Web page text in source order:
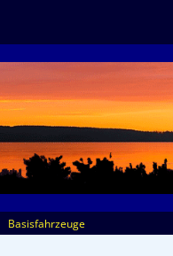
Basisfahrzeuge